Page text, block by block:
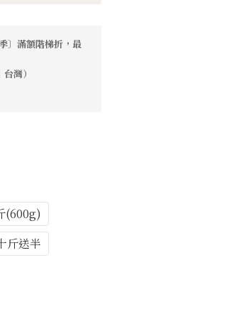
〕滿額階梯折，最
灣）
(600g)
斤送半